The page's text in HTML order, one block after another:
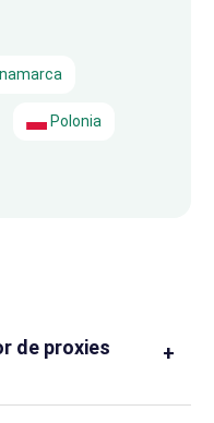
Polonia
de proxies